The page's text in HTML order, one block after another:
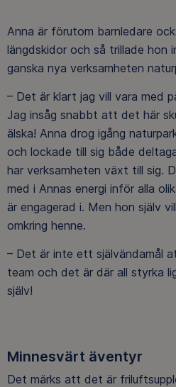
Anna är förutom barnledare
längdskidor och så trillade hon
ganska nya verksamheten
– Det är klart jag vill vara med
Jag insåg snabbt att det här
älska! Anna drog igång
och lockade till sig både
har verksamheten växt till sig.
med i Annas energi inför alla
är engagerad i. Men hon själv
omkring henne.
– Det är inte ett självändamål
team och det är där all styrka
själv!
Minnesvärt äventyr
Det märks att det är